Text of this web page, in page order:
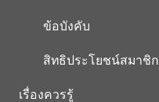
ข้อบังคับ
สิทธิประโยชน์สมาชิก
เรื่องควรรู้